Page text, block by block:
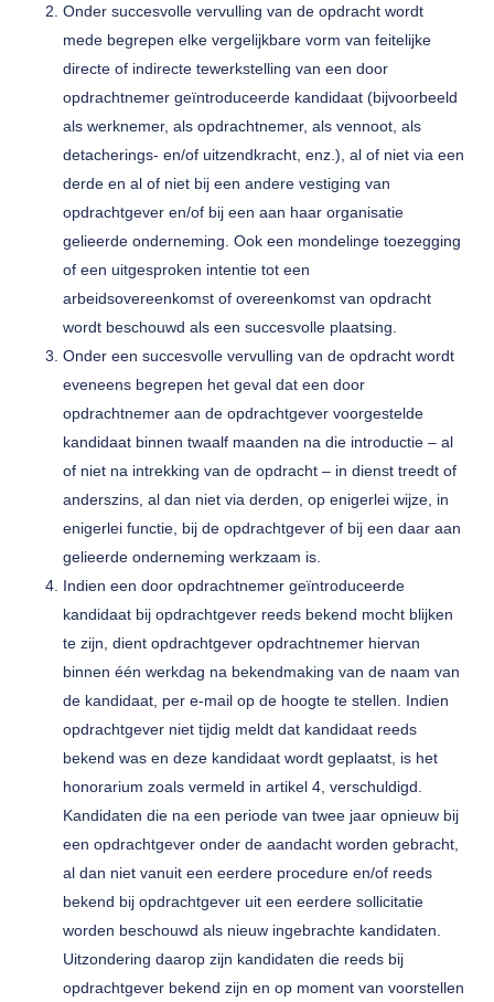
Onder succesvolle vervulling van de opdracht wordt
mede begrepen elke vergelijkbare vorm van feitelijke
directe of indirecte tewerkstelling van een door
opdrachtnemer geïntroduceerde kandidaat (bijvoorbeeld
als werknemer, als opdrachtnemer, als vennoot, als
detacherings- en/of uitzendkracht, enz.), al of niet via een
derde en al of niet bij een andere vestiging van
opdrachtgever en/of bij een aan haar organisatie
gelieerde onderneming. Ook een mondelinge toezegging
of een uitgesproken intentie tot een
arbeidsovereenkomst of overeenkomst van opdracht
wordt beschouwd als een succesvolle plaatsing.
Onder een succesvolle vervulling van de opdracht wordt
eveneens begrepen het geval dat een door
opdrachtnemer aan de opdrachtgever voorgestelde
kandidaat binnen twaalf maanden na die introductie – al
of niet na intrekking van de opdracht – in dienst treedt of
anderszins, al dan niet via derden, op enigerlei wijze, in
enigerlei functie, bij de opdrachtgever of bij een daar aan
gelieerde onderneming werkzaam is.
Indien een door opdrachtnemer geïntroduceerde
kandidaat bij opdrachtgever reeds bekend mocht blijken
te zijn, dient opdrachtgever opdrachtnemer hiervan
binnen één werkdag na bekendmaking van de naam van
de kandidaat, per e-mail op de hoogte te stellen. Indien
opdrachtgever niet tijdig meldt dat kandidaat reeds
bekend was en deze kandidaat wordt geplaatst, is het
honorarium zoals vermeld in artikel 4, verschuldigd.
Kandidaten die na een periode van twee jaar opnieuw bij
een opdrachtgever onder de aandacht worden gebracht,
al dan niet vanuit een eerdere procedure en/of reeds
bekend bij opdrachtgever uit een eerdere sollicitatie
worden beschouwd als nieuw ingebrachte kandidaten.
Uitzondering daarop zijn kandidaten die reeds bij
opdrachtgever bekend zijn en op moment van voorstellen